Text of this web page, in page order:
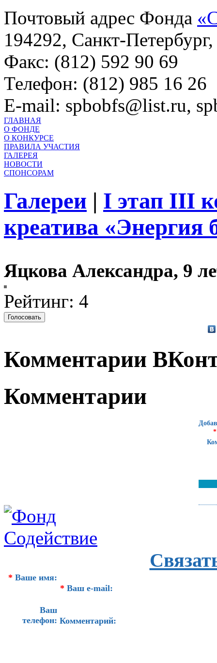
Почтовый адрес Фонда
194292, Санкт-
Факс: (812) 592 90 69
Телефон: (812) 985 16 26
E-mail: spbobfs@list.ru,
ГЛАВНАЯ
О ФОНДЕ
О КОНКУРСЕ
ПРАВИЛА УЧАСТИЯ
ГАЛЕРЕЯ
НОВОСТИ
СПОНСОРАМ
Галереи | I этап III
креатива «Энергия
Яцкова Александра, 9
Рейтинг: 4
Комментарии
Комментарии
*
* Ваше имя:
* Ваш e-mail:
Ваш
телефон: Комментарий: